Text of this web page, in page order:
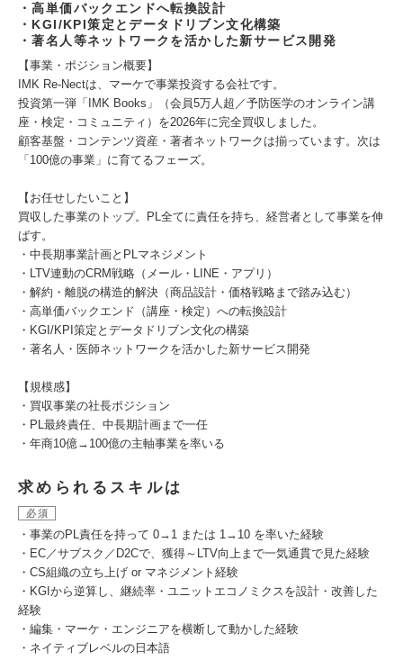
・高単価バックエンドへ転換設計
・KGI/KPI策定とデータドリブン文化構築
・著名人等ネットワークを活かした新サービス開発
【事業・ポジション概要】
IMK Re-Nectは、マーケで事業投資する会社です。
投資第一弾「IMK Books」（会員5万人超／予防医学のオンライン講
座・検定・コミュニティ）を2026年に完全買収しました。
顧客基盤・コンテンツ資産・著者ネットワークは揃っています。次は
「100億の事業」に育てるフェーズ。
【お任せしたいこと】
買収した事業のトップ。PL全てに責任を持ち、経営者として事業を伸
ばす。
・中長期事業計画とPLマネジメント
・LTV連動のCRM戦略（メール・LINE・アプリ）
・解約・離脱の構造的解決（商品設計・価格戦略まで踏み込む）
・高単価バックエンド（講座・検定）への転換設計
・KGI/KPI策定とデータドリブン文化の構築
・著名人・医師ネットワークを活かした新サービス開発
【規模感】
・買収事業の社長ポジション
・PL最終責任、中長期計画まで一任
・年商10億→100億の主軸事業を率いる
求められるスキルは
必須
・事業のPL責任を持って 0→1 または 1→10 を率いた経験
・EC／サブスク／D2Cで、獲得～LTV向上まで一気通貫で見た経験
・CS組織の立ち上げ or マネジメント経験
・KGIから逆算し、継続率・ユニットエコノミクスを設計・改善した
経験
・編集・マーケ・エンジニアを横断して動かした経験
・ネイティブレベルの日本語